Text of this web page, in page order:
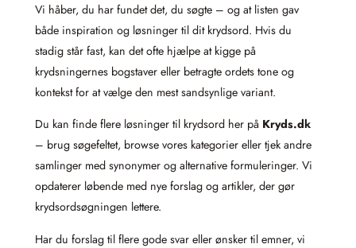
Vi håber, du har fundet det, du søgte – og at listen gav
både inspiration og løsninger til dit krydsord. Hvis du
stadig står fast, kan det ofte hjælpe at kigge på
krydsningernes bogstaver eller betragte ordets tone og
kontekst for at vælge den mest sandsynlige variant.
Du kan finde flere løsninger til krydsord her på Kryds.dk
– brug søgefeltet, browse vores kategorier eller tjek andre
samlinger med synonymer og alternative formuleringer. Vi
opdaterer løbende med nye forslag og artikler, der gør
krydsordsøgningen lettere.
Har du forslag til flere gode svar eller ønsker til emner, vi